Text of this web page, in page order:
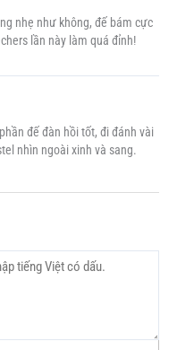
nhẹ như không, đế bám cực
lần này làm quá đỉnh!
đế đàn hồi tốt, đi đánh vài
nhìn ngoài xinh và sang.